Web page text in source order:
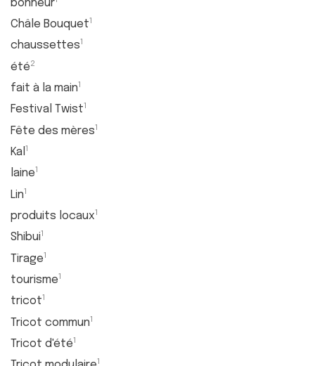
bonheur
Châle Bouquet1
chaussettes1
été2
fait à la main1
Festival Twist1
Fête des mères1
Kal 1
laine1
Lin1
produits locaux1
Shibui1
Tirage1
tourisme1
tricot1
Tricot commun1
Tricot d'été1
1